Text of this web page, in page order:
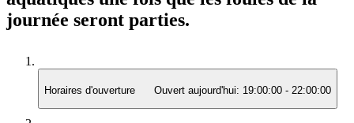
journée seront parties.
Horaires d'ouverture Ouvert aujourd'hui: 19:00:00 - 22:00:00